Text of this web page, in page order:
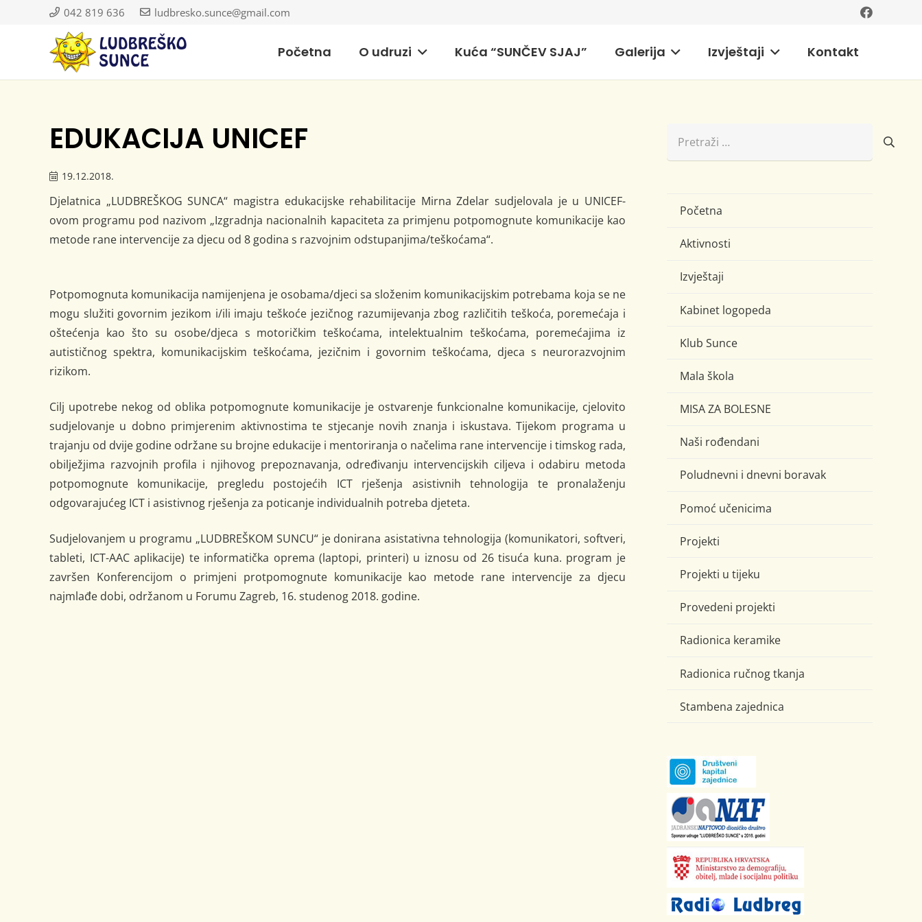
042 819 636 ludbresko.sunce@gmail.com
Početna O udruzi Kuća “SUNČEV SJAJ” Galerija Izvještaji Kontakt
EDUKACIJA UNICEF
19.12.2018.
Djelatnica „LUDBREŠKOG SUNCA“ magistra edukacijske rehabilitacije Mirna Zdelar sudjelovala je u UNICEF-
ovom programu pod nazivom „Izgradnja nacionalnih kapaciteta za primjenu potpomognute komunikacije kao
metode rane intervencije za djecu od 8 godina s razvojnim odstupanjima/teškoćama“.
Potpomognuta komunikacija namijenjena je osobama/djeci sa složenim komunikacijskim potrebama koja se ne
mogu služiti govornim jezikom i/ili imaju teškoće jezičnog razumijevanja zbog različitih teškoća, poremećaja i
oštećenja kao što su osobe/djeca s motoričkim teškoćama, intelektualnim teškoćama, poremećajima iz
autističnog spektra, komunikacijskim teškoćama, jezičnim i govornim teškoćama, djeca s neurorazvojnim
rizikom.
Cilj upotrebe nekog od oblika potpomognute komunikacije je ostvarenje funkcionalne komunikacije, cjelovito
sudjelovanje u dobno primjerenim aktivnostima te stjecanje novih znanja i iskustava. Tijekom programa u
trajanju od dvije godine održane su brojne edukacije i mentoriranja o načelima rane intervencije i timskog rada,
obilježjima razvojnih profila i njihovog prepoznavanja, određivanju intervencijskih ciljeva i odabiru metoda
potpomognute komunikacije, pregledu postojećih ICT rješenja asistivnih tehnologija te pronalaženju
odgovarajućeg ICT i asistivnog rješenja za poticanje individualnih potreba djeteta.
Sudjelovanjem u programu „LUDBREŠKOM SUNCU“ je donirana asistativna tehnologija (komunikatori, softveri,
tableti, ICT-AAC aplikacije) te informatička oprema (laptopi, printeri) u iznosu od 26 tisuća kuna. program je
završen Konferencijom o primjeni protpomognute komunikacije kao metode rane intervencije za djecu
najmlađe dobi, održanom u Forumu Zagreb, 16. studenog 2018. godine.
Početna
Aktivnosti
Izvještaji
Kabinet logopeda
Klub Sunce
Mala škola
MISA ZA BOLESNE
Naši rođendani
Poludnevni i dnevni boravak
Pomoć učenicima
Projekti
Projekti u tijeku
Provedeni projekti
Radionica keramike
Radionica ručnog tkanja
Stambena zajednica